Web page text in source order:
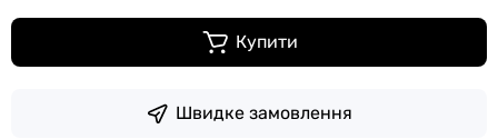
Купити
Швидке замовлення